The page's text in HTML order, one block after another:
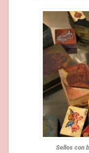
Sellos con